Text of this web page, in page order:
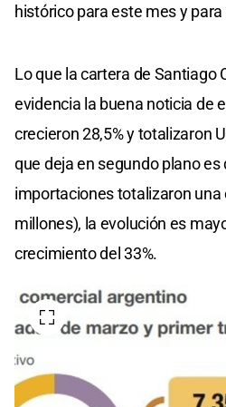
histórico para este mes y
Lo que la cartera de Santiago
evidencia la buena noticia de
crecieron 28,5% y totalizaron
que deja en segundo plano es
importaciones totalizaron una
millones), la evolución es
crecimiento del 33%.